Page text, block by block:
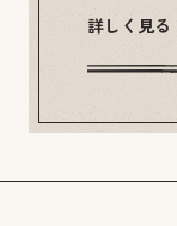
詳しく見る